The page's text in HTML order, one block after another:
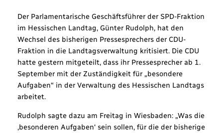
Der Parlamentarische Geschäftsführer der SPD-Fraktion
im Hessischen Landtag, Günter Rudolph, hat den
Wechsel des bisherigen Pressesprechers der CDU-
Fraktion in die Landtagsverwaltung kritisiert. Die CDU
hatte gestern mitgeteilt, dass ihr Pressesprecher ab 1.
September mit der Zuständigkeit für „besondere
Aufgaben“ in der Verwaltung des Hessischen Landtags
arbeitet.
Rudolph sagte dazu am Freitag in Wiesbaden: „Was die
‚besonderen Aufgaben‘ sein sollen, für die der bisherige